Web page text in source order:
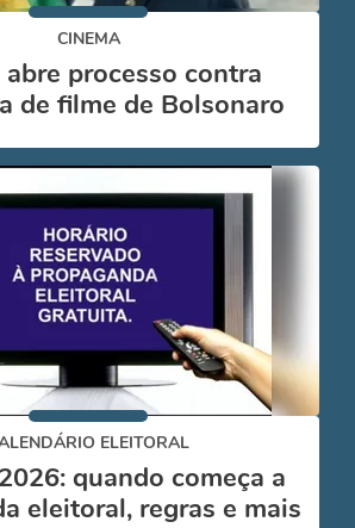
CINEMA
processo contra
de filme de Bolsonaro
ELEITORAL
quando começa a
eleitoral, regras e mais